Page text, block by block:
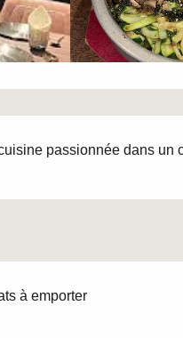
passionnée dans un
à emporter